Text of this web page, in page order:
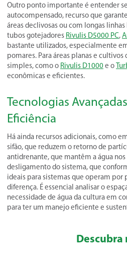
Outro ponto importante é entender
autocompensado, recurso que
áreas declivosas ou com longas
tubos gotejadores Rivulis D5000 PC,
bastante utilizados, especialmente
pomares. Para áreas planas e
simples, como o Rivulis D1000 e o
econômicas e eficientes.
Tecnologias
Eficiência
Há ainda recursos adicionais, como
sifão, que reduzem o retorno de
antidrenante, que mantêm a água
desligamento do sistema, que
ideais para sistemas que operam por
diferença. É essencial analisar o
necessidade de água da cultura em
para ter um manejo eficiente e
Descubra